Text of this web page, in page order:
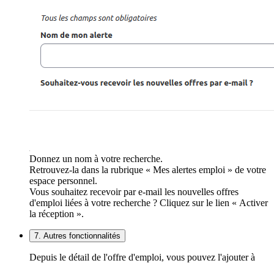
Donnez un nom à votre recherche.
Retrouvez-la dans la rubrique « Mes alertes emploi » de votre
espace personnel.
Vous souhaitez recevoir par e-mail les nouvelles offres
d'emploi liées à votre recherche ? Cliquez sur le lien « Activer
la réception ».
7. Autres fonctionnalités
Depuis le détail de l'offre d'emploi, vous pouvez l'ajouter à